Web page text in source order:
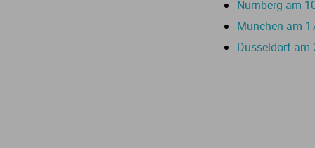
Nürnberg am
München am
Düsseldorf am